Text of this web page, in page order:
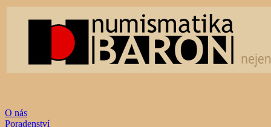
O nás
Poradenství